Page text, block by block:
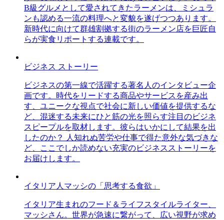
B級グルメとして愛されてきたラーメンは、ミシュラ
ンも認める一流の料理へと変貌を遂げつつあります。
新時代に向けて群雄割拠する街のラーメン店を巨匠自
らが実食リポートする連載です。
ビジネス ストーリー
ビジネスの第一線で活躍する著名人のインタビュー企
画です。時代をリードする商品やサービスを産み出
す、ユニークな視点で社会に新しい価値を提供するな
ど、混迷する未来にひと筋の光を照らす注目のビジネ
スピープルを取材します。彼らはいかにして結果を出
したのか？ 人知れぬ苦労や仕事で得た意外な気づきな
ど、ここでしか読めない充実のビジネスストーリーを
お届けします。
イタリア人マッシの「思考する食欲」
イタリア生まれのフード＆ライフスタイルライター、
マッシさん。世界が急速に繋がって、広い視野が求め